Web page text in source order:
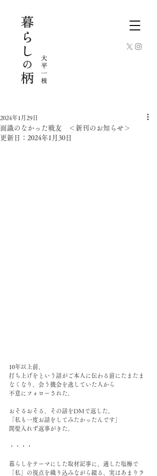
面識のなかった戦友 ＜新刊のお知らせ＞
2024年1月29日
更新日： 2024年1月30日
10年以上前、
打ち上げをという話がご本人に伝わる前にたまたま
なくなり、会う機会を逸していた人から
不意にフォローされた。
おそるおそる、その話をDMで返した。
「私も一度お話をしてみたかったんです」
間髪入れず返事がきた。
・・・・
暮らしをテーマにした取材記事に、適した塩梅で
「私」の視点を織り込みながら綴る、実はあまりラ